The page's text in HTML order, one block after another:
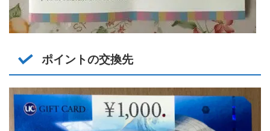
ポイントの交換先